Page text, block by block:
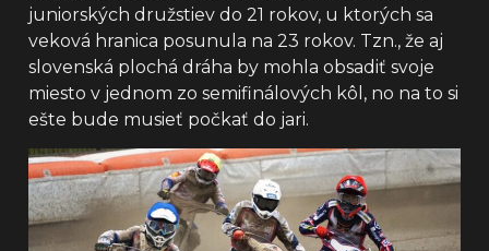
juniorských družstiev do 21 rokov, u ktorých sa
veková hranica posunula na 23 rokov. Tzn., že aj
slovenská plochá dráha by mohla obsadiť svoje
miesto v jednom zo semifinálových kôl, no na to si
ešte bude musieť počkať do jari.